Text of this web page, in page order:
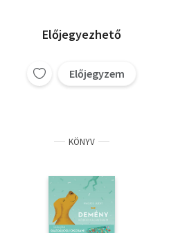
Előjegyezhető
Előjegyzem
KÖNYV